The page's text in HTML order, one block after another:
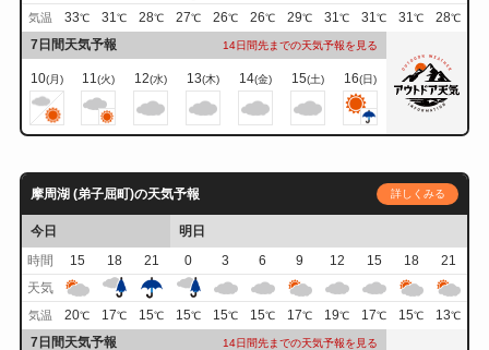
気温 33℃ 31℃ 28℃ 27℃ 26℃ 26℃ 29℃ 31℃ 31℃ 31℃ 28℃
7日間天気予報 14日間先までの天気予報を見る
10(月) 11(火) 12(水) 13(木) 14(金) 15(土) 16(日)
摩周湖 (弟子屈町)の天気予報 詳しくみる
今日
明日
時間
15 18 21 0 3 6 9 12 15 18
21
天気
気温 20℃ 17℃ 15℃ 15℃ 15℃ 15℃ 17℃ 19℃ 17℃ 15℃ 13℃
7日間天気予報 14日間先までの天気予報を見る